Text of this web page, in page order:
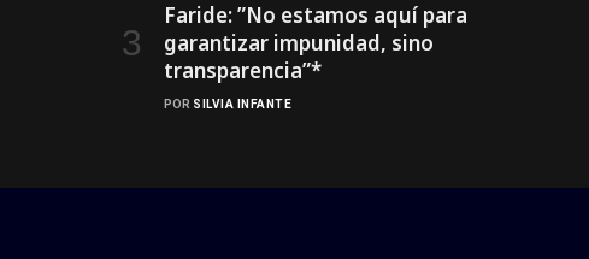
Faride: ”No estamos aquí para
garantizar impunidad, sino
transparencia”*
POR SILVIA INFANTE